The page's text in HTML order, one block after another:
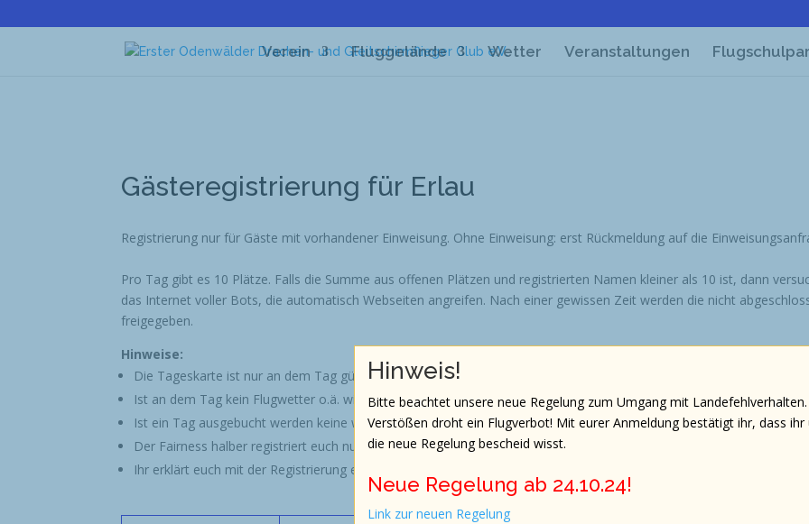
Verein Fluggelände Wetter Veranstaltungen
Gästeregistrierung für Erlau
Registrierung nur für Gäste mit vorhandener Einweisung. Ohne Einweisung: erst Rückmeldung auf die
Pro Tag gibt es 10 Plätze. Falls die Summe aus offenen Plätzen und registrierten Namen kleiner als 10 ist, dann
das Internet voller Bots, die automatisch Webseiten angreifen. Nach einer gewissen Zeit werden die nicht
freigegeben.
Hinweise:
Die Tageskarte ist nur an dem Tag gültig für welchen sie erworben wurde
Ist an dem Tag kein Flugwetter o.ä. wird der Kaufpreis nichtzurückerstattet
Ist ein Tag ausgebucht werden keine weiteren Gäste angenommen
Der Fairness halber registriert euch nur für Tage an denen ihr sicher seit dass ihr auch kommt
Ihr erklärt euch mit der Registrierung einverstanden, dass euer Name hier veröffentlicht wird
Hinweis!
Bitte beachtet unsere neue Regelung zum Umgang mit
Verstößen droht ein Flugverbot! Mit eurer Anmeldung bestätigt ihr, dass ihr
die neue Regelung bescheid wisst.
Neue Regelung ab 24.10.24!
Link zur neuen Regelung